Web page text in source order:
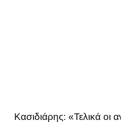
Κασιδιάρης: «Τελικά οι